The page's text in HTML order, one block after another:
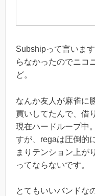
Subshipって言いま
らなかったのでニコ
ど。
なんか友人が麻雀に
買いしてたんで、借
現在ハードループ中
すが、regaは圧倒的
まりテンション上が
ってならないです。
とてもいいバンドな